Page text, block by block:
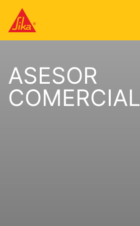
ASESOR
COMERCIAL